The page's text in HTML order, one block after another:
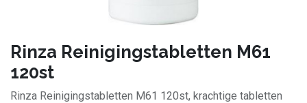
Rinza Reinigingstabletten M61
120st
Rinza Reinigingstabletten M61 120st, krachtige tabletten